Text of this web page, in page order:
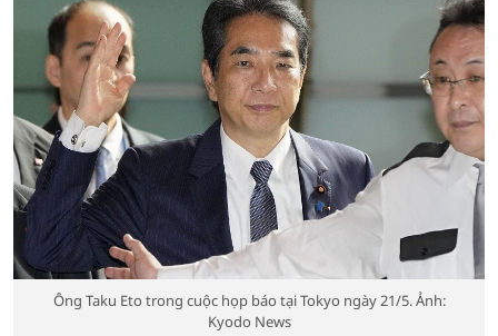
Ông Taku Eto trong cuộc họp báo tại Tokyo ngày 21/5. Ảnh:
Kyodo News